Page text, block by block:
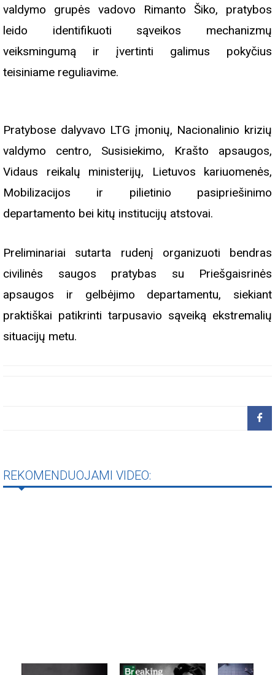
valdymo grupės vadovo Rimanto Šiko, pratybos
leido identifikuoti sąveikos mechanizmų
veiksmingumą ir įvertinti galimus pokyčius
teisiniame reguliavime.
Pratybose dalyvavo LTG įmonių, Nacionalinio krizių
valdymo centro, Susisiekimo, Krašto apsaugos,
Vidaus reikalų ministerijų, Lietuvos kariuomenės,
Mobilizacijos ir pilietinio pasipriešinimo
departamento bei kitų institucijų atstovai.
Preliminariai sutarta rudenį organizuoti bendras
civilinės saugos pratybas su Priešgaisrinės
apsaugos ir gelbėjimo departamentu, siekiant
praktiškai patikrinti tarpusavio sąveiką ekstremalių
situacijų metu.
REKOMENDUOJAMI VIDEO: